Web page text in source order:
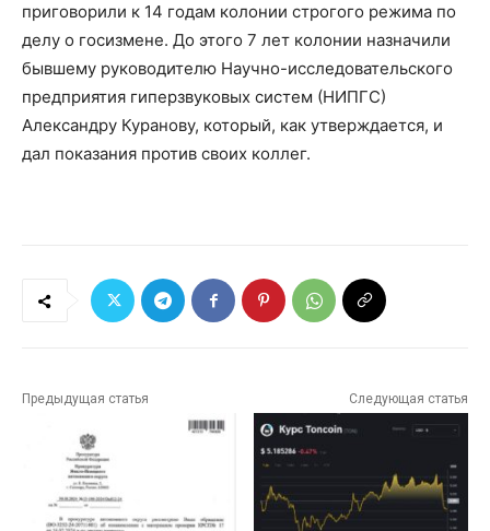
приговорили к 14 годам колонии строгого режима по
делу о госизмене. До этого 7 лет колонии назначили
бывшему руководителю Научно-исследовательского
предприятия гиперзвуковых систем (НИПГС)
Александру Куранову, который, как утверждается, и
дал показания против своих коллег.
Предыдущая статья Следующая статья